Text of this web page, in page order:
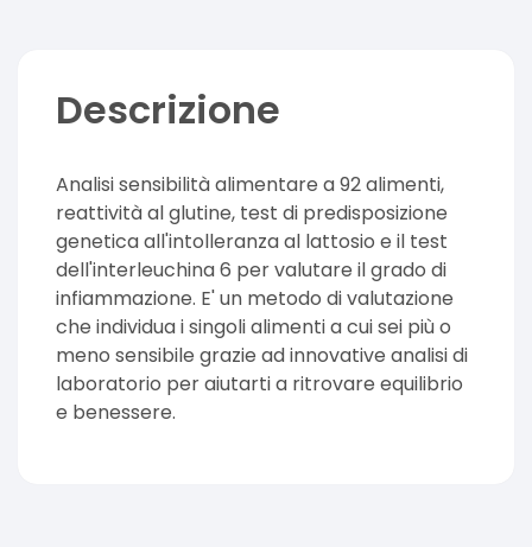
Descrizione
Analisi sensibilità alimentare a 92 alimenti,
reattività al glutine, test di predisposizione
genetica all'intolleranza al lattosio e il test
dell'interleuchina 6 per valutare il grado di
infiammazione. E' un metodo di valutazione
che individua i singoli alimenti a cui sei più o
meno sensibile grazie ad innovative analisi di
laboratorio per aiutarti a ritrovare equilibrio
e benessere.